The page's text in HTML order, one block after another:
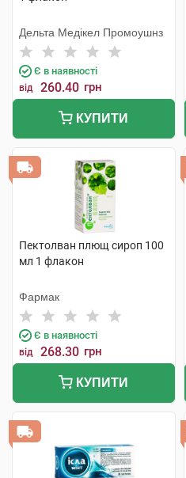
Дельта Медікел Промоушнз
Є в наявності
від 260.40 грн
КУПИТИ
Пектолван плющ сироп 100
мл 1 флакон
Фармак
Є в наявності
від 268.30 грн
КУПИТИ